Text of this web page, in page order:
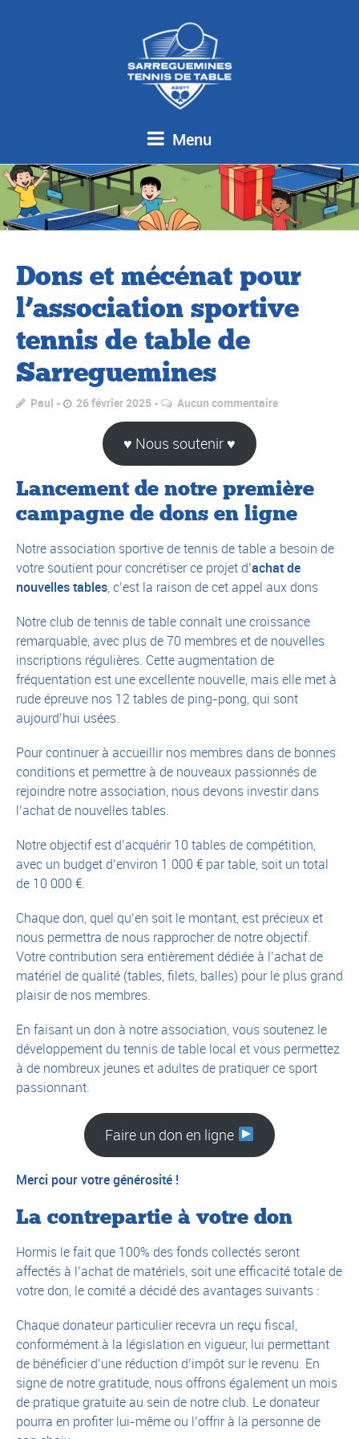
Menu
Dons et mécénat pour
l’association sportive
tennis de table de
Sarreguemines
Paul 26 février 2025 Aucun commentaire
♥ Nous soutenir ♥
Lancement de notre première
campagne de dons en ligne
Notre association sportive de tennis de table a besoin de
votre soutient pour concrétiser ce projet d’achat de
nouvelles tables, c’est la raison de cet appel aux dons
Notre club de tennis de table connaît une croissance
remarquable, avec plus de 70 membres et de nouvelles
inscriptions régulières. Cette augmentation de
fréquentation est une excellente nouvelle, mais elle met à
rude épreuve nos 12 tables de ping-pong, qui sont
aujourd’hui usées.
Pour continuer à accueillir nos membres dans de bonnes
conditions et permettre à de nouveaux passionnés de
rejoindre notre association, nous devons investir dans
l’achat de nouvelles tables.
Notre objectif est d’acquérir 10 tables de compétition,
avec un budget d’environ 1 000 € par table, soit un total
de 10 000 €.
Chaque don, quel qu’en soit le montant, est précieux et
nous permettra de nous rapprocher de notre objectif.
Votre contribution sera entièrement dédiée à l’achat de
matériel de qualité (tables, filets, balles) pour le plus grand
plaisir de nos membres.
En faisant un don à notre association, vous soutenez le
développement du tennis de table local et vous permettez
à de nombreux jeunes et adultes de pratiquer ce sport
passionnant.
Faire un don en ligne
Merci pour votre générosité !
La contrepartie à votre don
Hormis le fait que 100% des fonds collectés seront
affectés à l’achat de matériels, soit une efficacité totale de
votre don, le comité a décidé des avantages suivants :
Chaque donateur particulier recevra un reçu fiscal,
conformément à la législation en vigueur, lui permettant
de bénéficier d’une réduction d’impôt sur le revenu. En
signe de notre gratitude, nous offrons également un mois
de pratique gratuite au sein de notre club. Le donateur
pourra en profiter lui-même ou l’offrir à la personne de